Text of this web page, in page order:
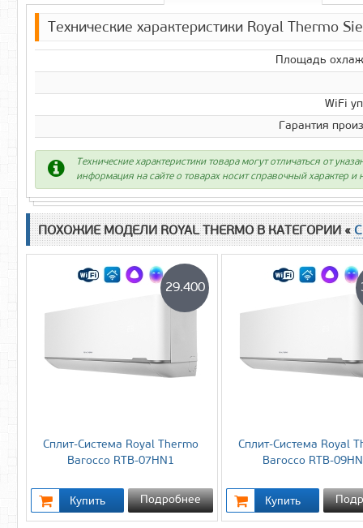
Технические характеристики Royal Thermo
Площадь
WiFi
Гарантия
Технические характеристики товара могут отличаться от
информация на сайте о товарах носит справочный характер
ПОХОЖИЕ МОДЕЛИ ROYAL THERMO В КАТЕГОРИИ «
Сплит-Система Royal Thermo
Barocco RTB-07HN1
29.400
Подробнее
Сплит-Система Royal
Barocco RTB-